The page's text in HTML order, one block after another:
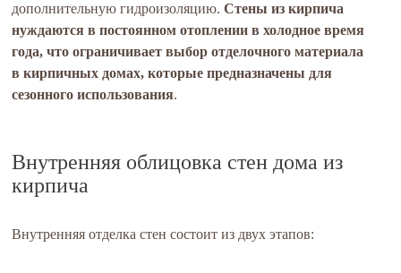
дополнительную гидроизоляцию.Стены из кирпича
нуждаются в постоянном отоплении в холодное время
года, что ограничивает выбор отделочного материала
в кирпичных домах, которые предназначены для
сезонного использования.
Внутренняя облицовка стен дома из
кирпича
Внутренняя отделка стен состоит из двух этапов: